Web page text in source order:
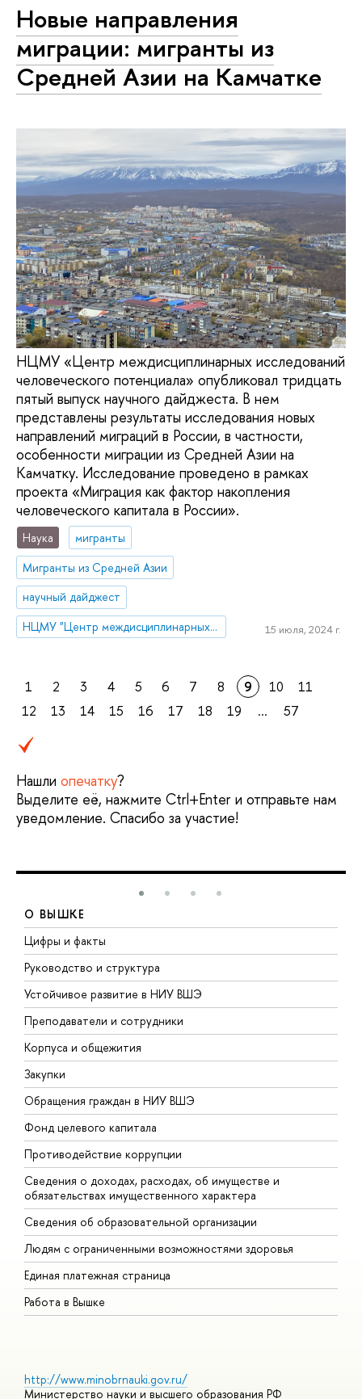
Новые направления
миграции: мигранты из
Средней Азии на Камчатке
НЦМУ «Центр междисциплинарных исследований
человеческого потенциала» опубликовал тридцать
пятый выпуск научного дайджеста. В нем
представлены результаты исследования новых
направлений миграций в России, в частности,
особенности миграции из Средней Азии на
Камчатку. Исследование проведено в рамках
проекта «Миграция как фактор накопления
человеческого капитала в России».
Наука
мигранты
Мигранты из Средней Азии
научный дайджест
НЦМУ "Центр междисциплинарных исследований человеческого потенциала"
15 июля, 2024 г.
1 2 3 4 5 6 7 8 9 10
11
12
13 14 15 16 17 18 19 ... 57
Нашли опечатку?
Выделите её, нажмите Ctrl+Enter и отправьте нам
уведомление. Спасибо за участие!
О ВЫШКЕ
Цифры и факты
Руководство и структура
Устойчивое развитие в НИУ ВШЭ
Преподаватели и сотрудники
Корпуса и общежития
Закупки
Обращения граждан в НИУ ВШЭ
Фонд целевого капитала
Противодействие коррупции
Сведения о доходах, расходах, об имуществе и
обязательствах имущественного характера
Сведения об образовательной организации
Людям с ограниченными возможностями здоровья
Единая платежная страница
Работа в Вышке
http://www.minobrnauki.gov.ru/
Министерство науки и высшего образования РФ